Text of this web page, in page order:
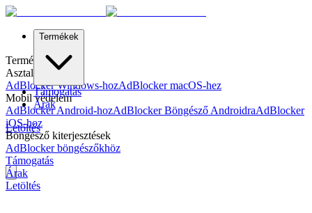
Termékek
Támogatás
Árak
Letöltés
Termékek
Asztali védelem
AdBlocker Windows-hozAdBlocker macOS-hez
Mobil védelem
AdBlocker Android-hozAdBlocker Böngésző AndroidraAdBlocker
iOS-hoz
Böngésző kiterjesztések
AdBlocker böngészőkhöz
Támogatás
Árak
Letöltés